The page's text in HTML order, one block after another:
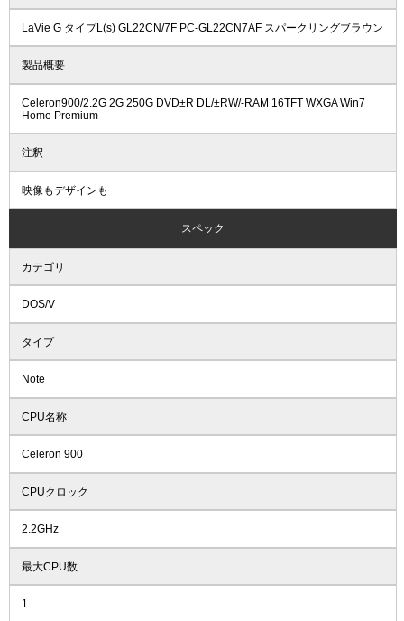
LaVie G タイプL(s) GL22CN/7F PC-GL22CN7AF スパークリングブラウン
製品概要
Celeron900/2.2G 2G 250G DVD±R DL/±RW/-RAM 16TFT WXGA Win7
Home Premium
注釈
映像もデザインも
スペック
カテゴリ
DOS/V
タイプ
Note
CPU名称
Celeron 900
CPUクロック
2.2GHz
最大CPU数
1